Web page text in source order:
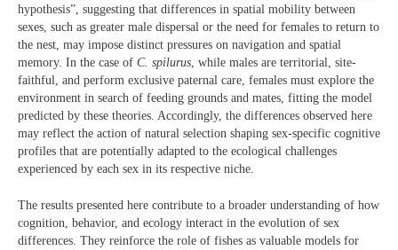
hypothesis”, suggesting that differences in spatial mobility between
sexes, such as greater male dispersal or the need for females to return to
the nest, may impose distinct pressures on navigation and spatial
memory. In the case of C. spilurus, while males are territorial, site-
faithful, and perform exclusive paternal care, females must explore the
environment in search of feeding grounds and mates, fitting the model
predicted by these theories. Accordingly, the differences observed here
may reflect the action of natural selection shaping sex-specific cognitive
profiles that are potentially adapted to the ecological challenges
experienced by each sex in its respective niche.
The results presented here contribute to a broader understanding of how
cognition, behavior, and ecology interact in the evolution of sex
differences. They reinforce the role of fishes as valuable models for